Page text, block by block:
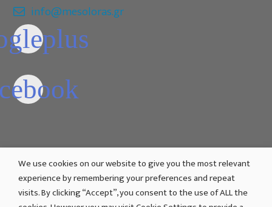
info@mesoloras.gr
We use cookies on our website to give you the most relevant
experience by remembering your preferences and repeat
visits. By clicking “Accept”, you consent to the use of ALL the